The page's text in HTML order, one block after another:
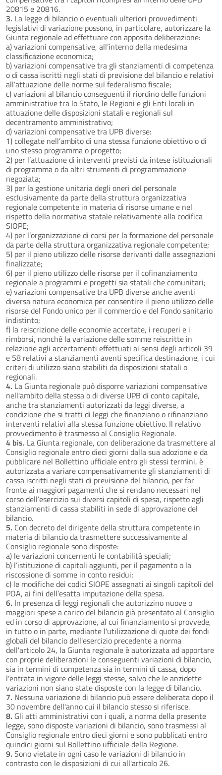
20815 e 20816.
3. La legge di bilancio o eventuali ulteriori provvedimenti
legislativi di variazione possono, in particolare, autorizzare la
Giunta regionale ad effettuare con apposita deliberazione:
a) variazioni compensative, all’interno della medesima
classificazione economica;
b) variazioni compensative tra gli stanziamenti di competenza
o di cassa iscritti negli stati di previsione del bilancio e relativi
all’attuazione delle norme sul federalismo fiscale;
c) variazioni al bilancio conseguenti il riordino delle funzioni
amministrative tra lo Stato, le Regioni e gli Enti locali in
attuazione delle disposizioni statali e regionali sul
decentramento amministrativo;
d) variazioni compensative tra UPB diverse:
1) collegate nell’ambito di una stessa funzione obiettivo o di
uno stesso programma o progetto;
2) per l’attuazione di interventi previsti da intese istituzionali
di programma o da altri strumenti di programmazione
negoziata;
3) per la gestione unitaria degli oneri del personale
esclusivamente da parte della struttura organizzativa
regionale competente in materia di risorse umane e nel
rispetto della normativa statale relativamente alla codifica
SIOPE;
4) per l’organizzazione di corsi per la formazione del personale
da parte della struttura organizzativa regionale competente;
5) per il pieno utilizzo delle risorse derivanti dalle assegnazioni
finalizzate;
6) per il pieno utilizzo delle risorse per il cofinanziamento
regionale a programmi e progetti sia statali che comunitari;
e) variazioni compensative tra UPB diverse anche aventi
diversa natura economica per consentire il pieno utilizzo delle
risorse del Fondo unico per il commercio e del Fondo sanitario
indistinto;
f) la reiscrizione delle economie accertate, i recuperi e i
rimborsi, nonché la variazione delle somme reiscritte in
relazione agli accertamenti effettuati ai sensi degli articoli 39
e 58 relativi a stanziamenti aventi specifica destinazione, i cui
criteri di utilizzo siano stabiliti da disposizioni statali o
regionali.
4. La Giunta regionale può disporre variazioni compensative
nell'ambito della stessa o di diverse UPB di conto capitale,
anche tra stanziamenti autorizzati da leggi diverse, a
condizione che si tratti di leggi che finanziano o rifinanziano
interventi relativi alla stessa funzione obiettivo. Il relativo
provvedimento è trasmesso al Consiglio Regionale.
4 bis. La Giunta regionale, con deliberazione da trasmettere al
Consiglio regionale entro dieci giorni dalla sua adozione e da
pubblicare nel Bollettino ufficiale entro gli stessi termini, è
autorizzata a variare compensativamente gli stanziamenti di
cassa iscritti negli stati di previsione del bilancio, per far
fronte ai maggiori pagamenti che si rendano necessari nel
corso dell’esercizio sui diversi capitoli di spesa, rispetto agli
stanziamenti di cassa stabiliti in sede di approvazione del
bilancio.
5. Con decreto del dirigente della struttura competente in
materia di bilancio da trasmettere successivamente al
Consiglio regionale sono disposte:
a) le variazioni concernenti le contabilità speciali;
b) l’istituzione di capitoli aggiunti, per il pagamento o la
riscossione di somme in conto residui;
c) le modifiche dei codici SIOPE assegnati ai singoli capitoli del
POA, ai fini dell’esatta imputazione della spesa.
6. In presenza di leggi regionali che autorizzino nuove o
maggiori spese a carico del bilancio già presentato al Consiglio
ed in corso di approvazione, al cui finanziamento si provvede,
in tutto o in parte, mediante l'utilizzazione di quote dei fondi
globali del bilancio dell'esercizio precedente a norma
dell'articolo 24, la Giunta regionale è autorizzata ad apportare
con proprie deliberazioni le conseguenti variazioni di bilancio,
sia in termini di competenza sia in termini di cassa, dopo
l'entrata in vigore delle leggi stesse, salvo che le anzidette
variazioni non siano state disposte con la legge di bilancio.
7. Nessuna variazione di bilancio può essere deliberata dopo il
30 novembre dell'anno cui il bilancio stesso si riferisce.
8. Gli atti amministrativi con i quali, a norma della presente
legge, sono disposte variazioni di bilancio, sono trasmessi al
Consiglio regionale entro dieci giorni e sono pubblicati entro
quindici giorni sul Bollettino ufficiale della Regione.
9. Sono vietate in ogni caso le variazioni di bilancio in
contrasto con le disposizioni di cui all'articolo 26.